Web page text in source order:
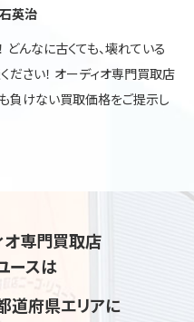
英治
んなに古くても、壊れている
ださい！ オーディオ専門買取店
負けない買取価格をご提示し
オ専門買取店
ースは
道府県エリアに